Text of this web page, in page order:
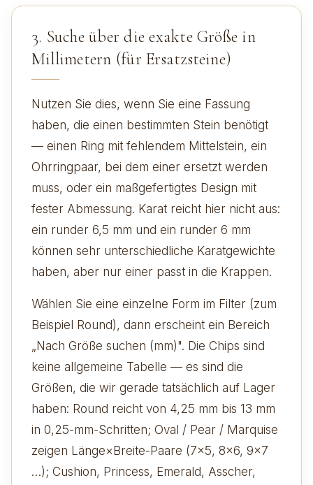
3. Suche über die exakte Größe in
Millimetern (für Ersatzsteine)
Nutzen Sie dies, wenn Sie eine Fassung
haben, die einen bestimmten Stein benötigt
— einen Ring mit fehlendem Mittelstein, ein
Ohrringpaar, bei dem einer ersetzt werden
muss, oder ein maßgefertigtes Design mit
fester Abmessung. Karat reicht hier nicht aus:
ein runder 6,5 mm und ein runder 6 mm
können sehr unterschiedliche Karatgewichte
haben, aber nur einer passt in die Krappen.
Wählen Sie eine einzelne Form im Filter (zum
Beispiel Round), dann erscheint ein Bereich
„Nach Größe suchen (mm)". Die Chips sind
keine allgemeine Tabelle — es sind die
Größen, die wir gerade tatsächlich auf Lager
haben: Round reicht von 4,25 mm bis 13 mm
in 0,25-mm-Schritten; Oval / Pear / Marquise
zeigen Länge×Breite-Paare (7×5, 8×6, 9×7
…); Cushion, Princess, Emerald, Asscher,